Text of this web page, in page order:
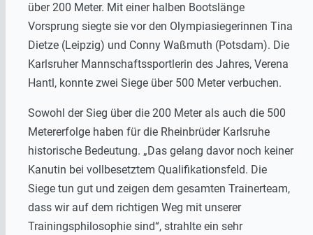
über 200 Meter. Mit einer halben Bootslänge
Vorsprung siegte sie vor den Olympiasiegerinnen Tina
Dietze (Leipzig) und Conny Waßmuth (Potsdam). Die
Karlsruher Mannschaftssportlerin des Jahres, Verena
Hantl, konnte zwei Siege über 500 Meter verbuchen.
Sowohl der Sieg über die 200 Meter als auch die 500
Metererfolge haben für die Rheinbrüder Karlsruhe
historische Bedeutung. „Das gelang davor noch keiner
Kanutin bei vollbesetztem Qualifikationsfeld. Die
Siege tun gut und zeigen dem gesamten Trainerteam,
dass wir auf dem richtigen Weg mit unserer
Trainingsphilosophie sind“, strahlte ein sehr